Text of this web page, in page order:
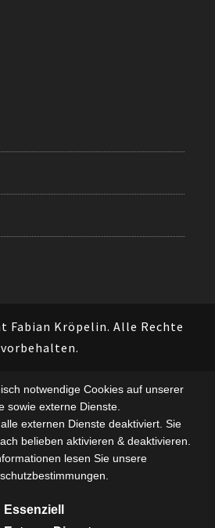
Fabian Kröpelin. Alle Rechte
vorbehalten.
notwendige Cookies auf unserer
sowie externe Dienste.
externen Dienste deaktiviert. Sie
belieben aktivieren & deaktivieren.
lesen Sie unsere
Essenziell